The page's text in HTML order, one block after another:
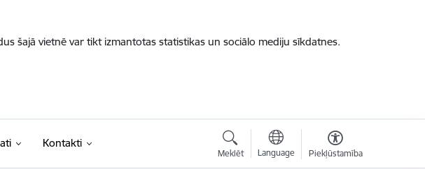
šajā vietnē var tikt izmantotas statistikas un sociālo mediju sīkdatnes.
Kontakti
Meklēt Language Piekļūstamība